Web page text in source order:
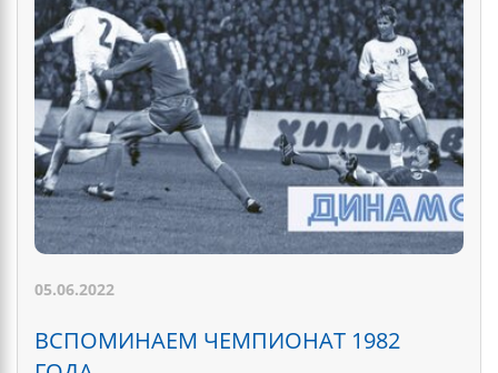
05.06.2022
ВСПОМИНАЕМ ЧЕМПИОНАТ 1982